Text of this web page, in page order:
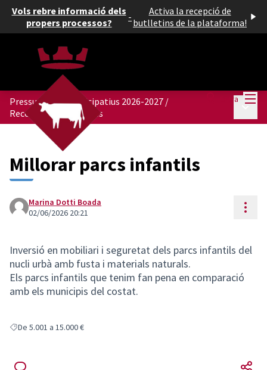
Vols rebre informació dels
propers processos?
-
Activa la recepció de
butlletins de la plataforma!
Entra
Pressupostos Participatius 2026-2027 /
Recollida de propostes
Millorar parcs infantils
Marina Dotti Boada
02/06/2026 20:21
Inversió en mobiliari i seguretat dels parcs infantils del
nucli urbà amb fusta i materials naturals.
Els parcs infantils que tenim fan pena en comparació
amb els municipis del costat.
Resultats en filtrar per: De 5.001 a 15.000 €
De 5.001 a 15.000 €